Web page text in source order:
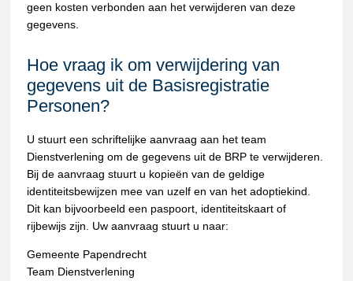
geen kosten verbonden aan het verwijderen van deze
gegevens.
Hoe vraag ik om verwijdering van
gegevens uit de Basisregistratie
Personen?
U stuurt een schriftelijke aanvraag aan het team
Dienstverlening om de gegevens uit de BRP te verwijderen.
Bij de aanvraag stuurt u kopieën van de geldige
identiteitsbewijzen mee van uzelf en van het adoptiekind.
Dit kan bijvoorbeeld een paspoort, identiteitskaart of
rijbewijs zijn. Uw aanvraag stuurt u naar:
Gemeente Papendrecht
Team Dienstverlening